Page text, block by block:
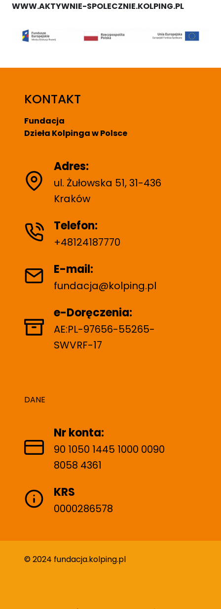
WWW.AKTYWNIE-SPOLECZNIE.KOLPING.PL
KONTAKT
Fundacja
Dzieła Kolpinga w Polsce
Adres:
ul. Żułowska 51, 31-436
Kraków
Telefon:
+48124187770
E-mail:
fundacja@kolping.pl
e-Doręczenia:
AE:PL-97656-55265-
SWVRF-17
DANE
Nr konta:
90 1050 1445 1000 0090
8058 4361
KRS
0000286578
© 2024 fundacja.kolping.pl